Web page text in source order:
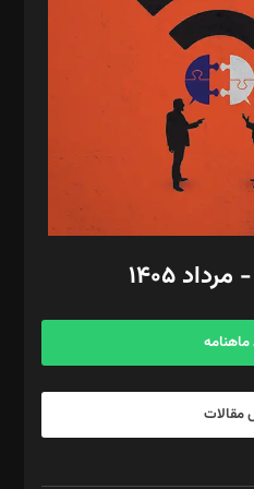
زهرا فکرانه، فائزه فتحی
لطفی زاده
ثابت
ماهنامه
مقالات